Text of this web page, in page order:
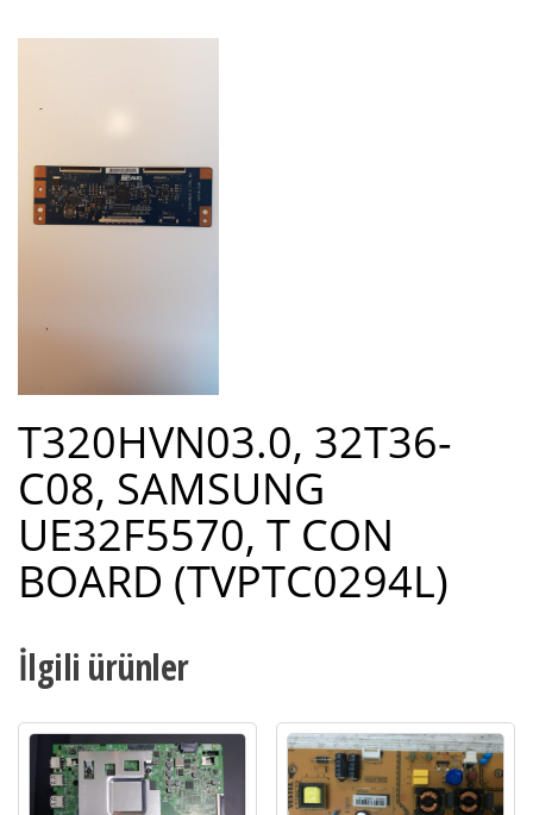
adet
T320HVN03.0, 32T36-
C08, SAMSUNG
UE32F5570, T CON
BOARD (TVPTC0294L)
İlgili ürünler